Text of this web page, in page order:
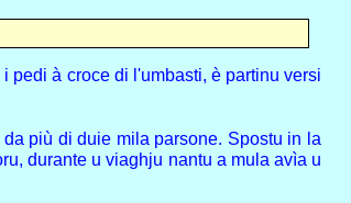
pedi à croce di l'umbasti, è partinu versi
più di duie mila parsone. Spostu in la
durante u viaghju nantu a mula avìa u